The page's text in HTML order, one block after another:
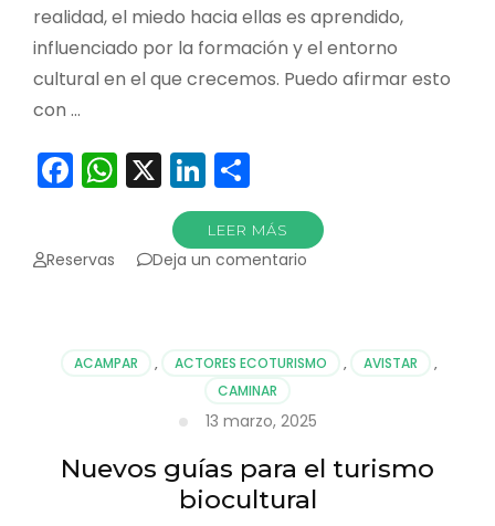
realidad, el miedo hacia ellas es aprendido,
influenciado por la formación y el entorno
cultural en el que crecemos. Puedo afirmar esto
con …
Facebook
WhatsApp
X LinkedIn
LEER MÁS
Reservas Deja un comentario
las
ACAMPAR , ACTORES ECOTURISMO , AVISTAR
,
CAMINAR
13 marzo, 2025
Nuevos guías para el turismo
biocultural